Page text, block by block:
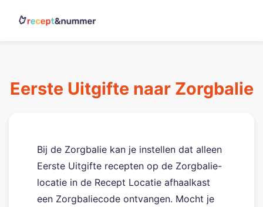
Eerste Uitgifte naar Zorgbalie
Bij de Zorgbalie kan je instellen dat alleen
Eerste Uitgifte recepten op de Zorgbalie-
locatie in de Recept Locatie afhaalkast
een Zorgbaliecode ontvangen. Mocht je